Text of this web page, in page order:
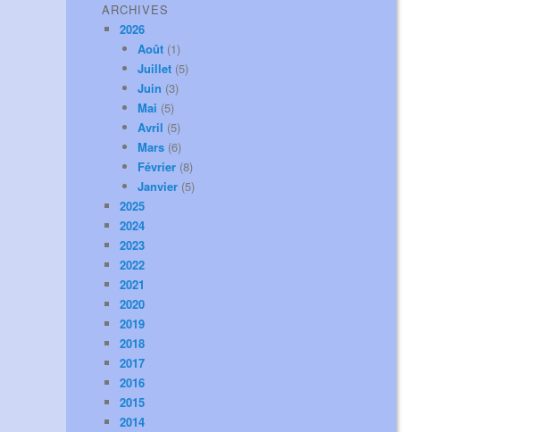
ARCHIVES
2026
Août (1)
Juillet (5)
Juin (3)
Mai (5)
Avril (5)
Mars (6)
Février (8)
Janvier (5)
2025
2024
2023
2022
2021
2020
2019
2018
2017
2016
2015
2014